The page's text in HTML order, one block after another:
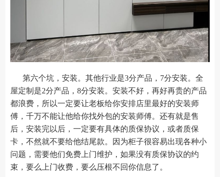
第六个坑，安装。其他行业是3分产品，7分安装。全
屋定制是2分产品，8分安装。安装不好，再好再贵的产品
都浪费，所以一定要让老板给你安排店里最好的安装师
傅，千万不能让他给你找外包的安装师傅。还有就是售
后，安装完以后，一定要有具体的质保协议，或者质保
卡，不然就不要给他结尾款。因为柜子很容易出现各种小
问题，需要他们免费上门维护，如果没有质保协议的约
束，要么上门收费，要么压根不回你信息了。